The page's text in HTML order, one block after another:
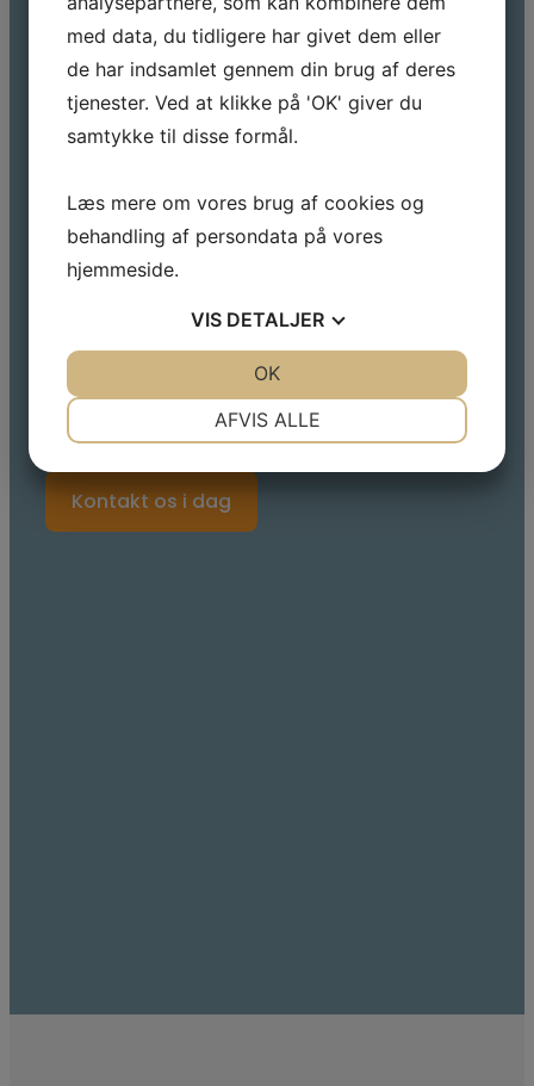
TYPISKE ANVENDELSER
Maskin- og procesindustri
Fødevareindustri
Energi ogPower-to-X
Konstruktion og inventar
Underleverandørproduktion
Søger du en fleksibel samarbejdspartner inden
udvikling til færdigt produkt.
Kontakt os gerne for sparring eller et
uforpligtende tilbud på laserskæring af
rør.
Kontakt os i dag
med data, du tidligere har givet dem eller
de har indsamlet gennem din brug af deres
tjenester. Ved at klikke på 'OK' giver du
samtykke til disse formål.
Læs mere om vores brug af cookies og
behandling af persondata på vores
hjemmeside.
VIS DETALJER
MARKETING
AFVIS ALLE
OK